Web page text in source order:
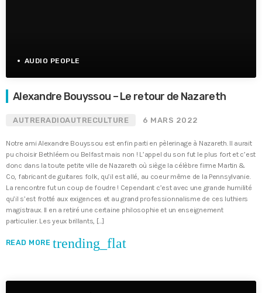
AUDIO PEOPLE
Alexandre Bouyssou – Le retour de Nazareth
AUTRERADIOAUTRECULTURE 6 MARS 2022
Notre ami Alexandre Bouyssou est enfin parti en pèlerinage à Nazareth. Il aurait
pu choisir Bethléem ou Belfast mais non ! L’appel du son fut le plus fort et c’est
donc dans la toute petite ville de Nazareth où siège la célèbre firme Martin &
Co, fabricant de guitares folk, qu’il est allé, au coeur même de la Pennsylvanie.
La rencontre fut un coup de foudre ! Cependant c’est avec une grande humilité
qu’il s’est frotté aux exigences et au grand professionnalisme de ces luthiers
magistraux. Il en a retiré une certaine philosophie et un enseignement
particulier. Les yeux brillants, […]
READ MORE trending_flat